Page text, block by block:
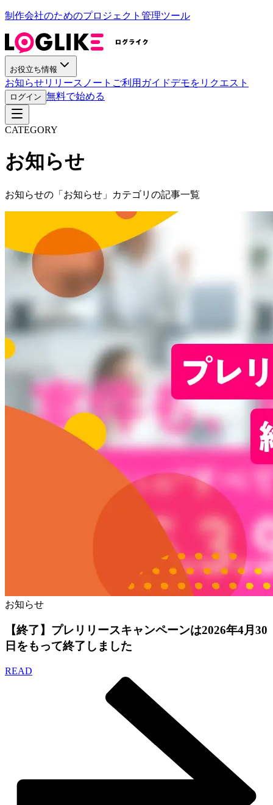
制作会社のためのプロジェクト管理ツール
お役立ち情報
お知らせリリースノート ご利用ガイドデモをリクエスト
ログイン 無料で始める
CATEGORY
お知らせ
お知らせの「お知らせ」カテゴリの記事一覧
お知らせ
【終了】プレリリースキャンペーンは2026年4月30
日をもって終了しました
READ